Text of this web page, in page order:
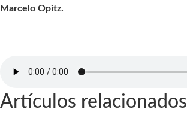
Marcelo Opitz.
Artículos relacionados